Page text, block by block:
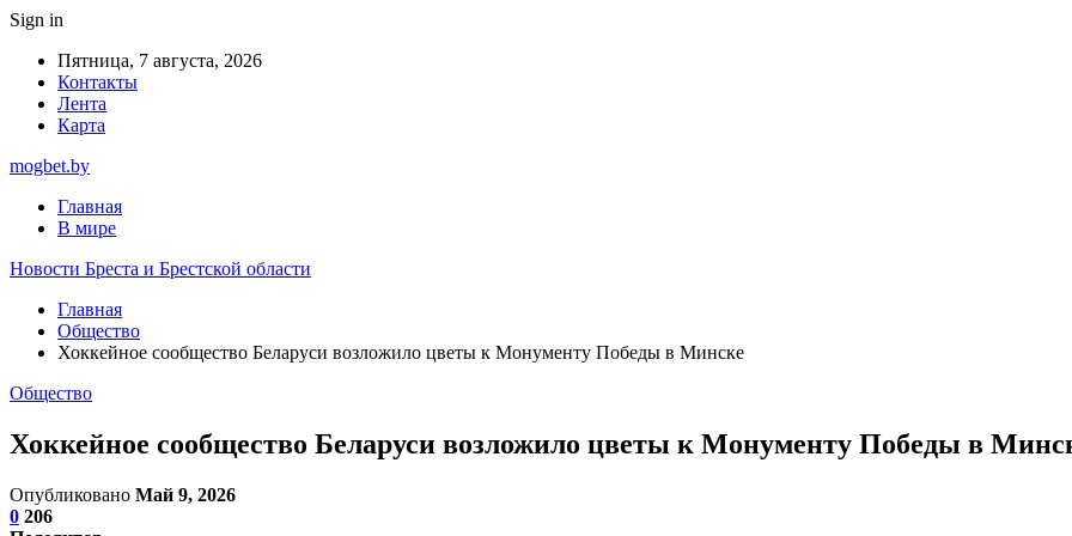
Sign in
Пятница, 7 августа, 2026
Контакты
Лента
Карта
mogbet.by
Главная
В мире
Новости Бреста и Брестской области
Главная
Общество
Хоккейное сообщество Беларуси возложило цветы к Монументу Победы в Минске
Общество
Хоккейное сообщество Беларуси возложило цветы к Монументу Победы в
Опубликовано Май 9, 2026
0 206